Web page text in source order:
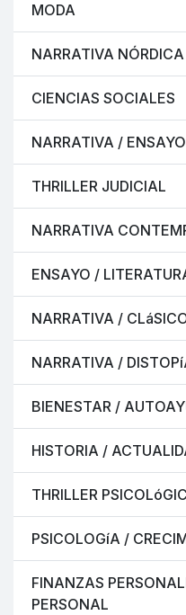
MODA
NARRATIVA NÓRDICA
CIENCIAS SOCIALES
NARRATIVA /
THRILLER JUDICIAL
NARRATIVA
ENSAYO /
NARRATIVA /
NARRATIVA /
BIENESTAR /
HISTORIA /
THRILLER
PSICOLOGíA /
FINANZAS
PERSONAL